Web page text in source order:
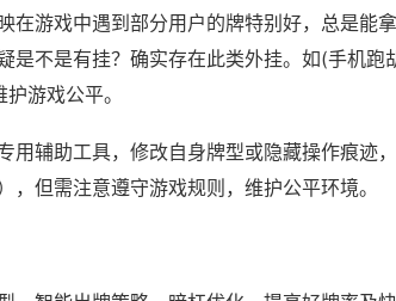
在游戏中遇到部分用户的牌特别好，总是能
是不是有挂？确实存在此类外挂。如(手机跑
游戏公平。
用辅助工具，修改自身牌型或隐藏操作痕迹
但需注意遵守游戏规则，维护公平环境。